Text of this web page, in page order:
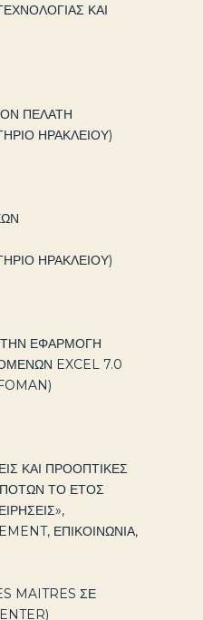
ΚΑΙ
ΠΕΛΑΤΗ
ΗΡΑΚΛΕΙΟΥ)
ΗΡΑΚΛΕΙΟΥ)
ΕΦΑΡΜΟΓΗ
EXCEL 7.0
ΚΑΙ ΠΡΟΟΠΤΙΚΕΣ
ΤΟ ΕΤΟΣ
ΕΠΙΚΟΙΝΩΝΙΑ,
MAITRES ΣΕ